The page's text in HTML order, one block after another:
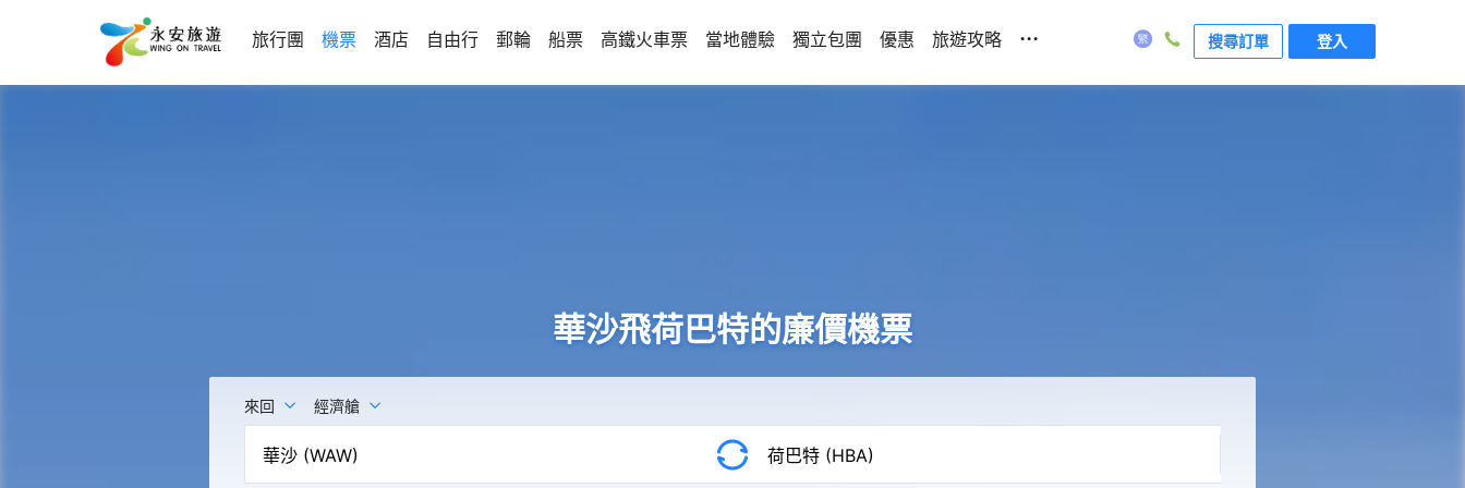
旅行團 機票 酒店 自由行 郵輪 船票 高鐵火車票 當地體驗 獨立包團 優惠 旅遊攻略 ... 搜尋訂單 登入
華沙飛荷巴特的廉價機票
來回 經濟艙